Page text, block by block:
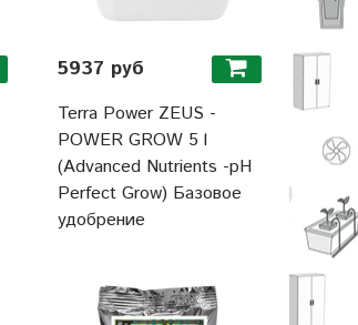
5937 руб
Terra Power ZEUS -
POWER GROW 5 l
(Advanced Nutrients -pH
Perfect Grow) Базовое
удобрение